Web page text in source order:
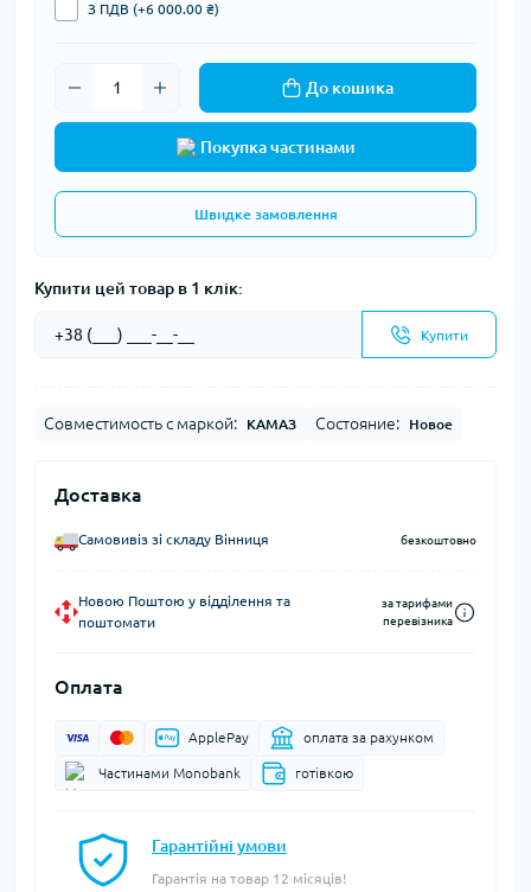
З ПДВ (+6 000.00 ₴)
До кошика
Покупка частинами
Швидке замовлення
Купити цей товар в 1 клік:
Купити
Совместимость с маркой: КАМАЗ Состояние: Новое
Доставка
Самовивіз зі складу Вінниця безкоштовно
Новою Поштою у відділення та
поштомати
за тарифами
перевізника
Оплата
ApplePay оплата за рахунком
Частинами Monobank готівкою
Гарантійні умови
Гарантія на товар 12 місяців!